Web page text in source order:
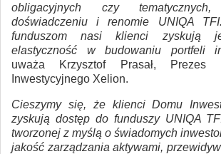
obligacyjnych czy
doświadczeniu i renomie UNIQA
funduszom nasi klienci zyskują
elastyczność w budowaniu portfeli
uważa Krzysztof Prasał, Prezes
Inwestycyjnego Xelion.
Cieszymy się, że klienci Domu
zyskują dostęp do funduszy UNIQA
tworzonej z myślą o świadomych
jakość zarządzania aktywami,